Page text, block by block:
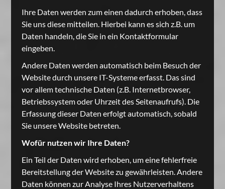
Ihre Daten werden zum einen dadurch erhoben, dass
Sie uns diese mitteilen. Hierbei kann es sich z.B. um
Daten handeln, die Sie in ein Kontaktformular
eingeben.
Andere Daten werden automatisch beim Besuch der
Website durch unsere IT-Systeme erfasst. Das sind
vor allem technische Daten (z.B. Internetbrowser,
Betriebssystem oder Uhrzeit des Seitenaufrufs). Die
Erfassung dieser Daten erfolgt automatisch, sobald
Sie unsere Website betreten.
Wofür nutzen wir Ihre Daten?
Ein Teil der Daten wird erhoben, um eine fehlerfreie
Bereitstellung der Website zu gewährleisten. Andere
Daten können zur Analyse Ihres Nutzerverhaltens